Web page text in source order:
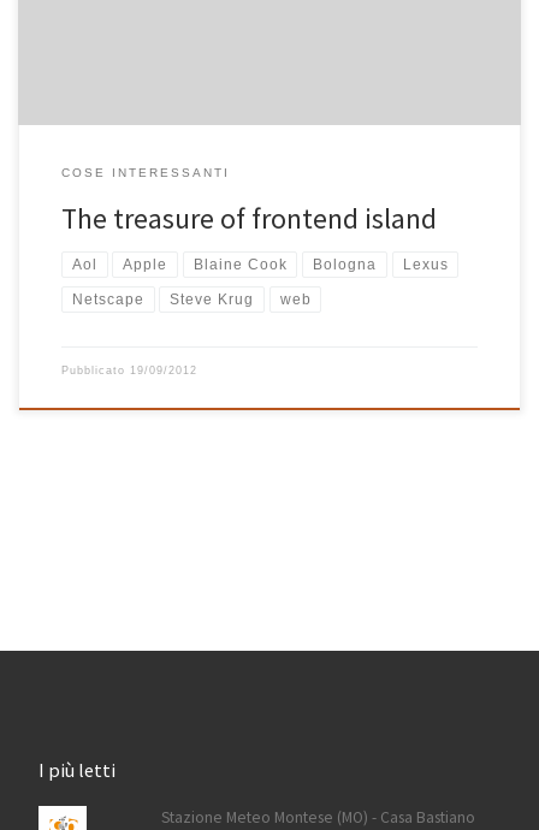
COSE INTERESSANTI
The treasure of frontend island
Aol Apple Blaine Cook Bologna Lexus
Netscape Steve Krug web
Pubblicato 19/09/2012
I più letti
Stazione Meteo Montese (MO) - Casa Bastiano